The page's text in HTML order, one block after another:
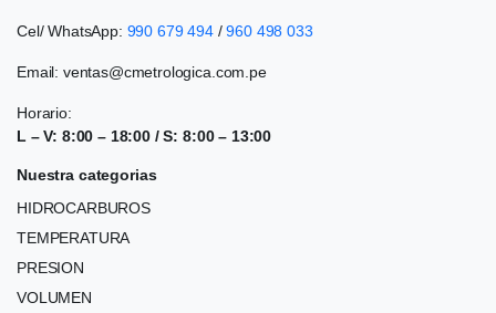
Cel/ WhatsApp: 990 679 494/960 498 033
Email: ventas@cmetrologica.com.pe
Horario:
L – V: 8:00 – 18:00 / S: 8:00 – 13:00
Nuestra categorias
HIDROCARBUROS
TEMPERATURA
PRESION
VOLUMEN